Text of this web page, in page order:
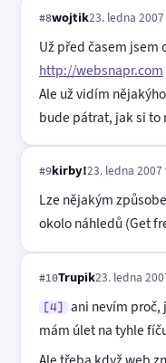
#8wojtik23. ledna 2007
Už před časem
http://websnapr.com
Ale už vidím
bude pátrat, jak si to
#9kirby!23. ledna 2007
Lze nějakým
okolo náhledů (Get
#10Trupik23. ledna
[4]
ani nevím
mám úlet na tyhle